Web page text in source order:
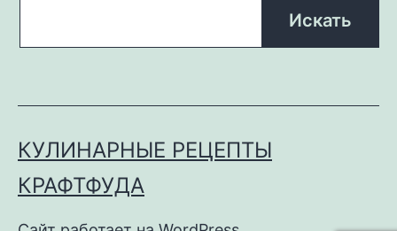
КУЛИНАРНЫЕ РЕЦЕПТЫ
КРАФТФУДА